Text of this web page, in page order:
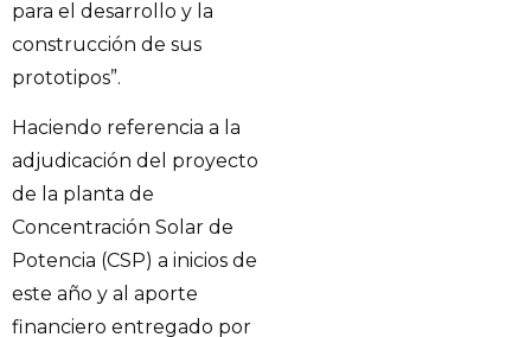
para el desarrollo y la
construcción de sus
prototipos”.
Haciendo referencia a la
adjudicación del proyecto
de la planta de
Concentración Solar de
Potencia (CSP) a inicios de
este año y al aporte
financiero entregado por